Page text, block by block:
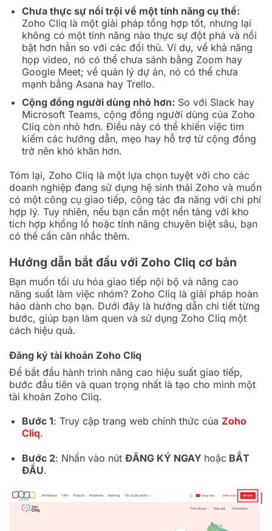
Chưa thực sự nổi trội về một tính năng cụ thể:
Zoho Cliq là một giải pháp tổng hợp tốt, nhưng lại
không có một tính năng nào thực sự đột phá và nổi
bật hơn hẳn so với các đối thủ. Ví dụ, về khả năng
họp video, nó có thể chưa sánh bằng Zoom hay
Google Meet; về quản lý dự án, nó có thể chưa
mạnh bằng Asana hay Trello.
Cộng đồng người dùng nhỏ hơn: So với Slack hay
Microsoft Teams, cộng đồng người dùng của Zoho
Cliq còn nhỏ hơn. Điều này có thể khiến việc tìm
kiếm các hướng dẫn, mẹo hay hỗ trợ từ cộng đồng
trở nên khó khăn hơn.
Tóm lại, Zoho Cliq là một lựa chọn tuyệt vời cho các
doanh nghiệp đang sử dụng hệ sinh thái Zoho và muốn
có một công cụ giao tiếp, cộng tác đa năng với chi phí
hợp lý. Tuy nhiên, nếu bạn cần một nền tảng với kho
tích hợp khổng lồ hoặc tính năng chuyên biệt sâu, bạn
có thể cần cân nhắc thêm.
Hướng dẫn bắt đầu với Zoho Cliq cơ bản
Bạn muốn tối ưu hóa giao tiếp nội bộ và nâng cao
năng suất làm việc nhóm? Zoho Cliq là giải pháp hoàn
hảo dành cho bạn. Dưới đây là hướng dẫn chi tiết từng
bước, giúp bạn làm quen và sử dụng Zoho Cliq một
cách hiệu quả.
Đăng ký tài khoản Zoho Cliq
Để bắt đầu hành trình nâng cao hiệu suất giao tiếp,
bước đầu tiên và quan trọng nhất là tạo cho mình một
tài khoản Zoho Cliq.
Bước 1: Truy cập trang web chính thức của Zoho
Cliq.
Bước 2: Nhấn vào nút ĐĂNG KÝ NGAY hoặc BẮT
ĐẦU.